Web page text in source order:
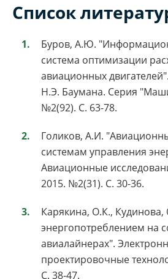
Список
Буров, А.Ю.
система оптимизации
авиационных
Н.Э. Баумана. Серия
№2(92). С. 63-78.
Голиков, А.И.
системам управления
Авиационные
2015. №2(31). С. 30-36.
Карякина, О.К.,
энергопотреблением на
авиалайнерах".
проектировочные
С. 38-47.